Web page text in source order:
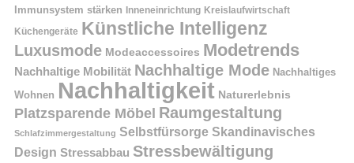
Immunsystem stärken Inneneinrichtung Kreislaufwirtschaft
Küchengeräte Künstliche Intelligenz
Luxusmode Modeaccessoires Modetrends
Nachhaltige Mobilität Nachhaltige Mode Nachhaltiges
Wohnen Nachhaltigkeit Naturerlebnis
Platzsparende Möbel Raumgestaltung
Schlafzimmergestaltung Selbstfürsorge Skandinavisches
Design Stressabbau Stressbewältigung